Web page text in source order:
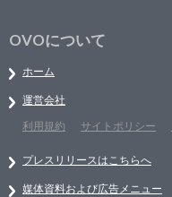
OVOについて
ホーム
運営会社
利用規約
サイトポリシー
プレスリリースはこちらへ
媒体資料および広告メニュー